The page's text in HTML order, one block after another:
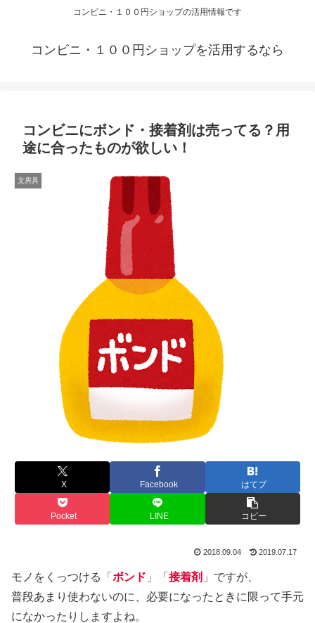
コンビニ・１００円ショップの活用情報です
コンビニ・１００円ショップを活用するなら
コンビニにボンド・接着剤は売ってる？用
途に合ったものが欲しい！
文房具
X Facebook はてブ
Pocket LINE コピー
2018.09.04 2019.07.17
モノをくっつける「 ボンド 」「 接着剤 」ですが、
普段あまり使わないのに、必要になったときに限って手元
になかったりしますよね。